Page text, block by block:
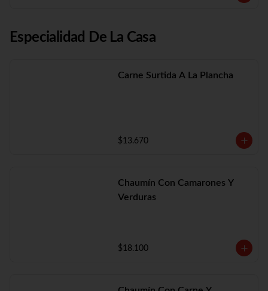
Especialidad De La Casa
Carne Surtida A La Plancha
$13.670
Chaumín Con Camarones Y
Verduras
$18.100